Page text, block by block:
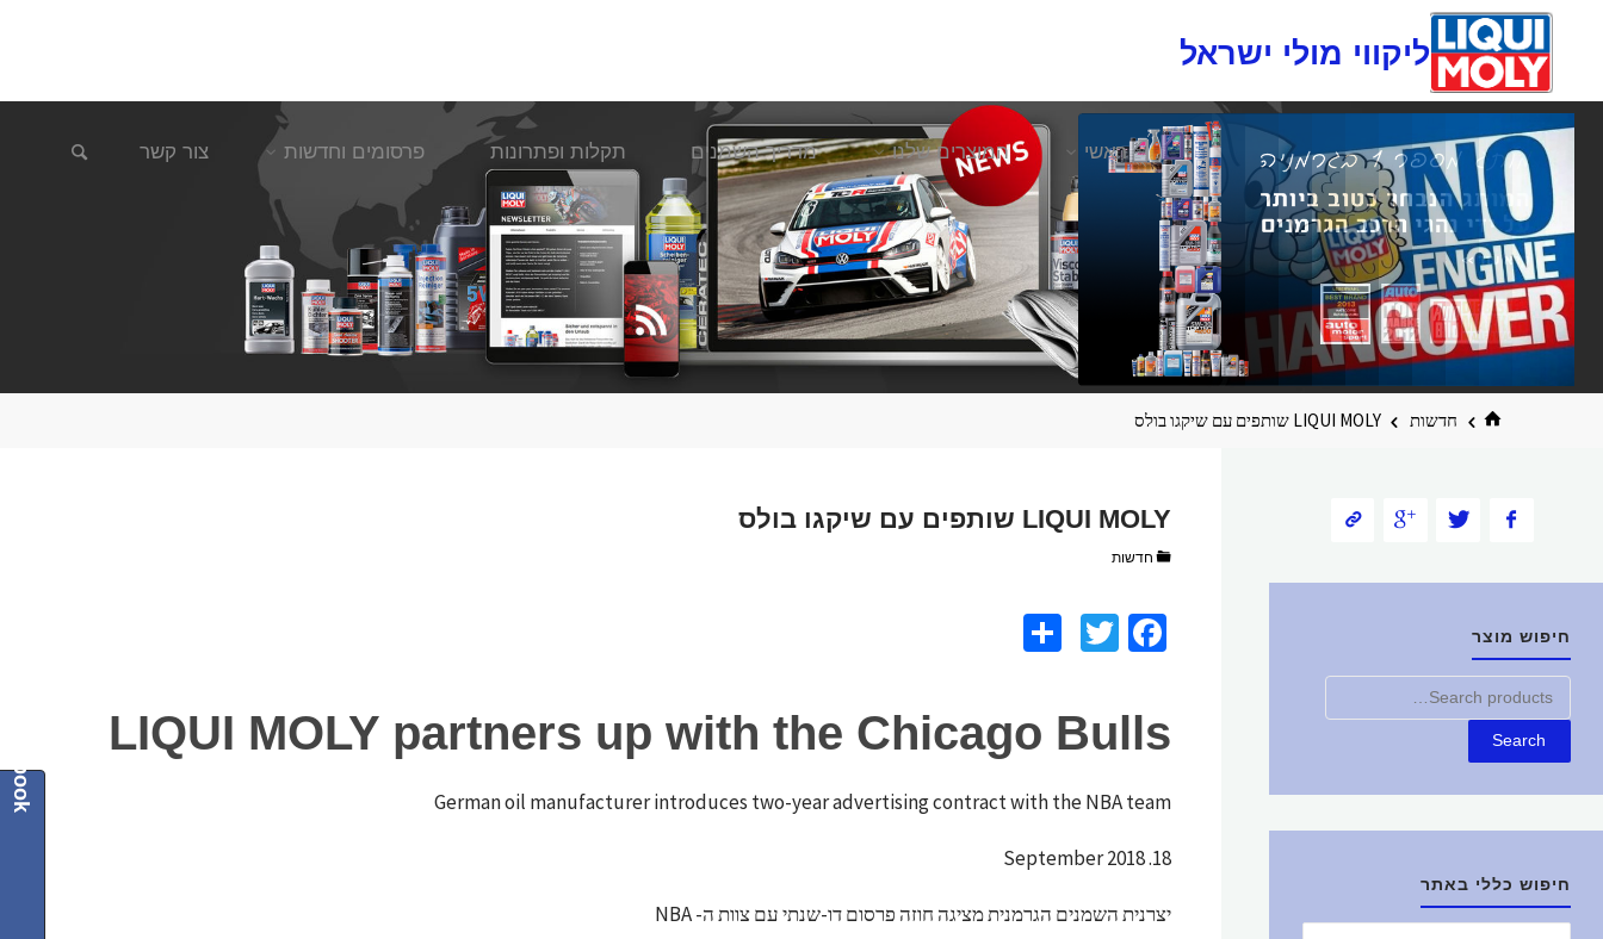
ליקווי מולי ישראל
ראשי המוצרים שלנו מדריך השמנים תקלות ופתרונות פרסומים וחדשות צור קשר
בית חדשות LIQUI MOLY שותפים עם שיקגו בולס
LIQUI MOLY שותפים עם שיקגו בולס
חדשות
Fa
b
o
o
k
T
tt
er
e
LIQUI MOLY partners up with the Chicago Bulls
German oil manufacturer introduces two-year advertising contract with the NBA team
18. September 2018
יצרנית השמנים הגרמנית מציגה חוזה פרסום דו-שנתי עם צוות ה- NBA
חיפוש מוצר
את:
Search
חיפוש כללי באתר
Facebook